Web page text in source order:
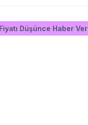
Fiyatı Düşünce Haber Ver